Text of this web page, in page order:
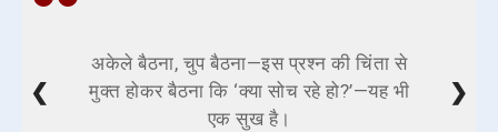
अकेले बैठना, चुप बैठना—इस प्रश्न की चिंता से
मुक्त होकर बैठना कि ‘क्या सोच रहे हो?’—यह भी
एक सुख है।
❮ ❯